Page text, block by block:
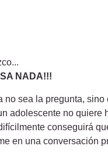
NADA!!!
no sea la pregunta, sino
adolescente no quiere
conseguirá
en una conversación